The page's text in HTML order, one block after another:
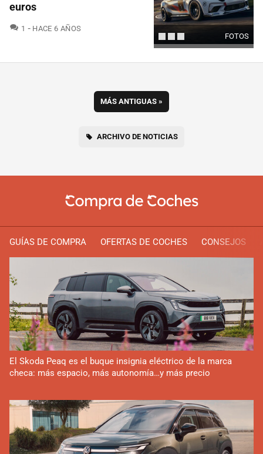
FOTOS
euros
1 COMENTARIOS
HACE 6 AÑOS
MÁS ANTIGUAS »
ARCHIVO DE NOTICIAS
GUÍAS DE COMPRA OFERTAS DE COCHES CONSEJOS
El Skoda Peaq es el buque insignia eléctrico de la marca
checa: más espacio, más autonomía…y más precio